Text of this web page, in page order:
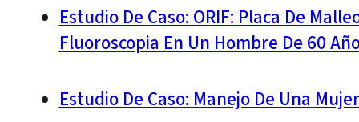
Estudio De Caso: ORIF: Placa De
Fluoroscopia En Un Hombre De 60
Estudio De Caso: Manejo De Una